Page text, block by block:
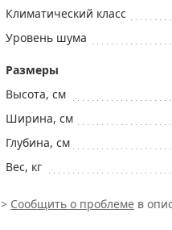
Климатический класс
Уровень шума
Размеры
Высота, см
Ширина, см
Глубина, см
Вес, кг
> Сообщить о проблеме в